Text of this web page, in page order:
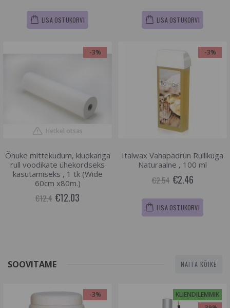
LISA OSTUKORVI LISA OSTUKORVI
-3%
Hetkel otsas
Õhuke mittekudum, kiudkanga
rull voodikate ühekordseks
kasutamiseks , 1 tk (Wide
60cm x80m.)
€12.4 €12.03
-3%
Italwax Vahapadrun Rullikuga
Naturaalne , 100 ml
€2.54 €2.46
LISA OSTUKORVI
SOOVITAME NAITA KÕIKE
-3%
KLIENDILEMMIK